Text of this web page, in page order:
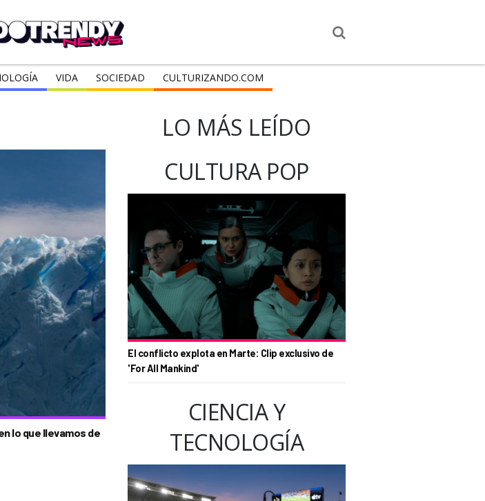
VIDA SOCIEDAD CULTURIZANDO.COM
lo que llevamos de
LO MÁS LEÍDO
CULTURA POP
El conflicto explota en Marte: Clip exclusivo de
'For All Mankind'
CIENCIA Y
TECNOLOGÍA